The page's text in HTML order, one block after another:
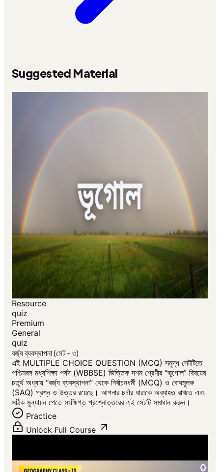
Suggested Material
Resource
quiz
Premium
General
quiz
বর্জ্য ব্যবস্থাপনা (সেট - ৩)
এই MULTIPLE CHOICE QUESTION (MCQ) সমৃদ্ধ সেটটিতে
পশ্চিমবঙ্গ মধ্যশিক্ষা পর্ষদ (WBBSE) ভিত্তিক দশম শ্রেণীর “ভূগোল” বিষয়ের
চতুর্থ অধ্যায় “বর্জ্য ব্যবস্থাপনা” থেকে নির্বাচনধর্মী (MCQ) ও বোধমূলক
(SAQ) প্রশ্ন ও উত্তর রয়েছে। আপনার চর্চার ধারাকে অব্যাহত রাখতে এবং
সঠিক মুল্যায়ন পেতে সংক্ষিপ্ত প্রশ্নোত্তরের এই সেটটি সমাধান করুন।
Practice
Unlock Full Course